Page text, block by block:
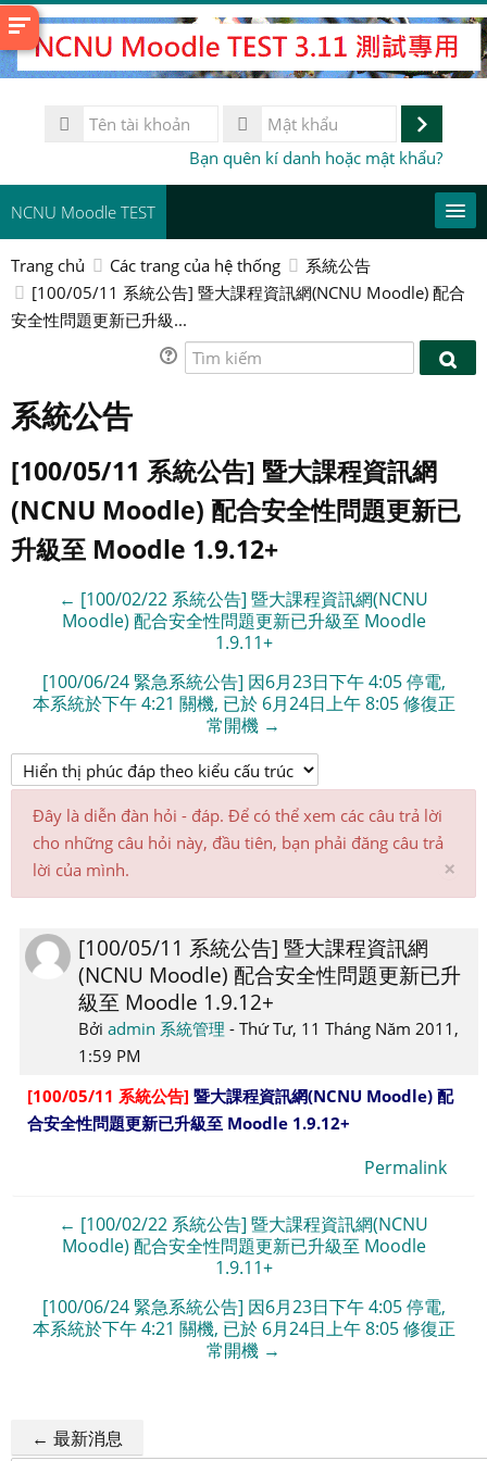
Chuyển
tới
nội
Tên
tài
Đăng
Bạn quên kí danh hoặc mật khẩu?
NCNU Moodle TEST
常用連結
Vietnamese ‎(vi)‎
Tìm
Trang chủ Các trang của hệ thống
系統公告
[100/05/11 系統公告] 暨大課程資訊網(NCNU Moodle) 配合
安全性問題更新已升級...
Tìm
Tìm
系統公告
[100/05/11 系統公告] 暨大課程資訊網
(NCNU Moodle) 配合安全性問題更新已
升級至 Moodle 1.9.12+
← [100/02/22 系統公告] 暨大課程資訊網(NCNU
Moodle) 配合安全性問題更新已升級至 Moodle
1.9.11+
[100/06/24 緊急系統公告] 因6月23日下午 4:05 停電,
本系統於下午 4:21 關機, 已於 6月24日上午 8:05 修復正
常開機 →
Đây là diễn đàn hỏi - đáp. Để có thể xem các câu trả lời
cho những câu hỏi này, đầu tiên, bạn phải đăng câu trả
lời của mình.
×Bỏ
[100/05/11 系統公告] 暨大課程資訊網
(NCNU Moodle) 配合安全性問題更新已升
級至 Moodle 1.9.12+
Bởiadmin 系統管理 -Thứ Tư, 11 Tháng Năm 2011,
1:59 PM
Số
lượng
các
câu
trả
0
[100/05/11 系統公告] 暨大課程資訊網(NCNU Moodle) 配
合安全性問題更新已升級至 Moodle 1.9.12+
Permalink
← [100/02/22 系統公告] 暨大課程資訊網(NCNU
Moodle) 配合安全性問題更新已升級至 Moodle
1.9.11+
[100/06/24 緊急系統公告] 因6月23日下午 4:05 停電,
本系統於下午 4:21 關機, 已於 6月24日上午 8:05 修復正
常開機 →
← 最新消息